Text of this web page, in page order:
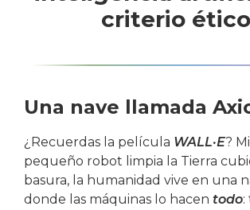
criterio
Una nave llamada
¿Recuerdas la película WALL·E?
pequeño robot limpia la Tierra
basura, la humanidad vive en una
donde las máquinas lo hacen todo: